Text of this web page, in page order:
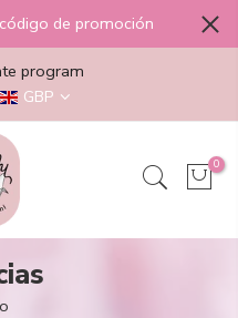
de promoción
program
GBP
0